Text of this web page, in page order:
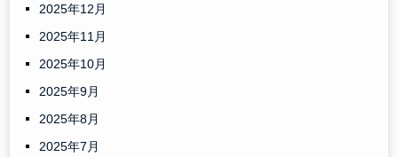
2025年12月
2025年11月
2025年10月
2025年9月
2025年8月
2025年7月